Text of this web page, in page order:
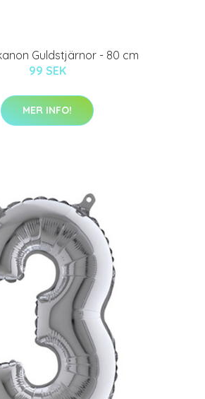
Guldstjärnor - 80 cm
99 SEK
MER INFO!